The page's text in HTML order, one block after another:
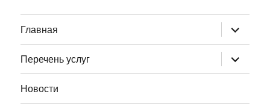
Главная раскрыть
дочернее
меню
Перечень услуг
раскрыть
дочернее
меню
Новости